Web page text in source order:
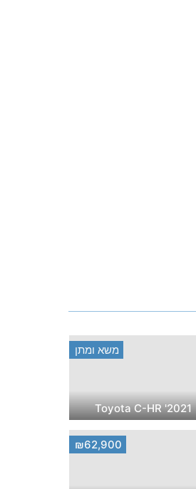
משא ומתן
2021' Toyota C-HR
₪62,900